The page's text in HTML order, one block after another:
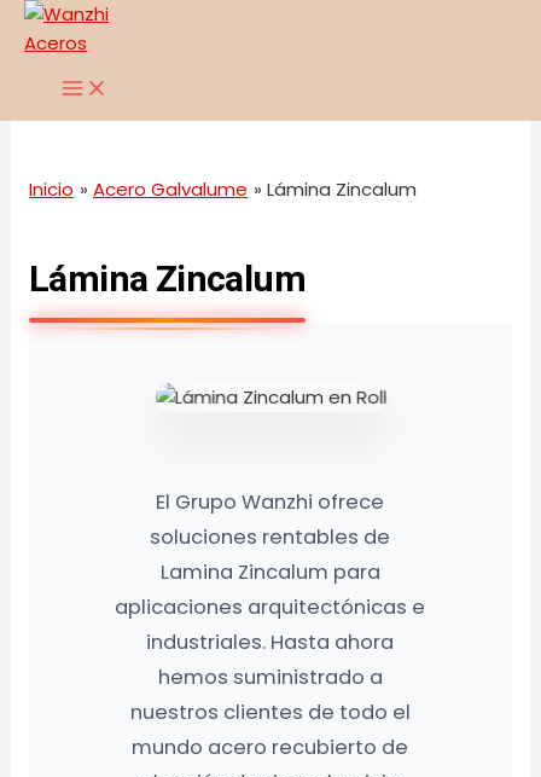
MAIN
MENU
Inicio Acero Galvalume Lámina Zincalum
Lámina Zincalum
El Grupo Wanzhi ofrece
soluciones rentables de
Lamina Zincalum para
aplicaciones arquitectónicas e
industriales. Hasta ahora
hemos suministrado a
nuestros clientes de todo el
mundo acero recubierto de